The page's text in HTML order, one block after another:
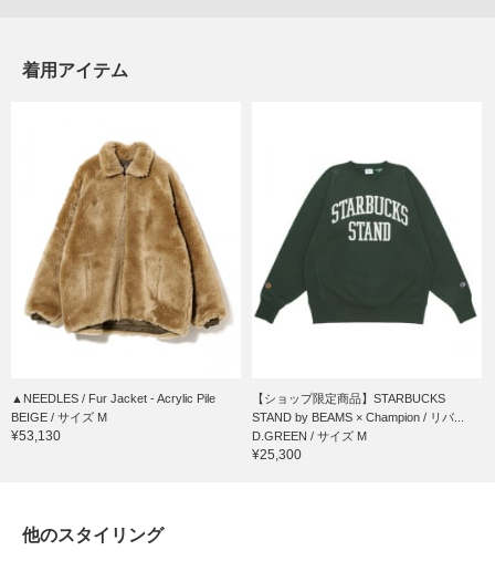
着用アイテム
▲NEEDLES / Fur Jacket - Acrylic Pile
BEIGE / サイズ M
¥53,130
【ショップ限定商品】STARBUCKS
STAND by BEAMS × Champion / リバ...
D.GREEN / サイズ M
¥25,300
他のスタイリング